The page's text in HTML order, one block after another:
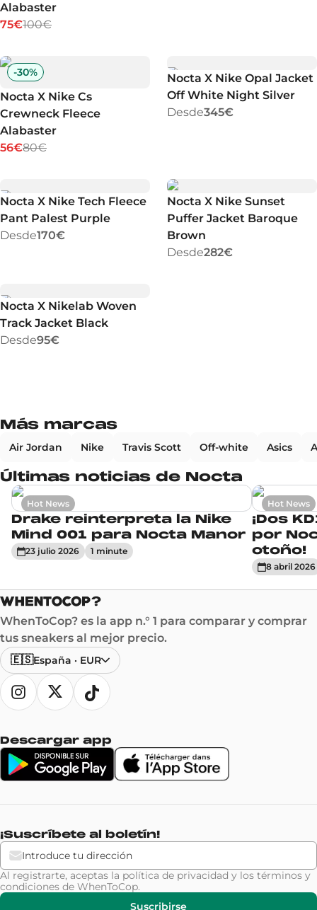
Alabaster
75€100€
-30%
Nocta X Nike Cs
Crewneck Fleece
Alabaster
56€80€
Nocta X Nike Opal Jacket
Off White Night Silver
Desde345€
Nocta X Nike Tech Fleece
Pant Palest Purple
Desde170€
Nocta X Nike Sunset
Puffer Jacket Baroque
Brown
Desde282€
Nocta X Nikelab Woven
Track Jacket Black
Desde95€
Más marcas
Air Jordan Nike Travis Scott Off-white Asics
Últimas noticias de Nocta
Hot News
Drake reinterpreta la Nike
Mind 001 para Nocta Manor
23 julio 2026 1 minute
Hot News
¡Dos
por
otoño!
8 abril 2026
WhenToCop? es la app n.° 1 para comparar y comprar
tus sneakers al mejor precio.
🇪🇸España · EUR
Descargar app
¡Suscríbete al boletín!
Al registrarte, aceptas la política de privacidad y los términos y
condiciones de WhenToCop.
Suscribirse